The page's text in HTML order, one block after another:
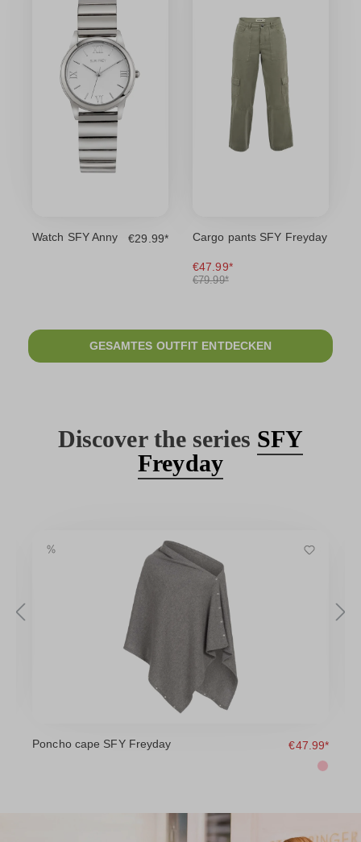
Watch SFY Anny €29.99* Cargo pants SFY Freyday
€47.99*
€79.99*
GESAMTES OUTFIT ENTDECKEN
Discover the series SFY
Freyday
Poncho cape SFY Freyday €47.99*